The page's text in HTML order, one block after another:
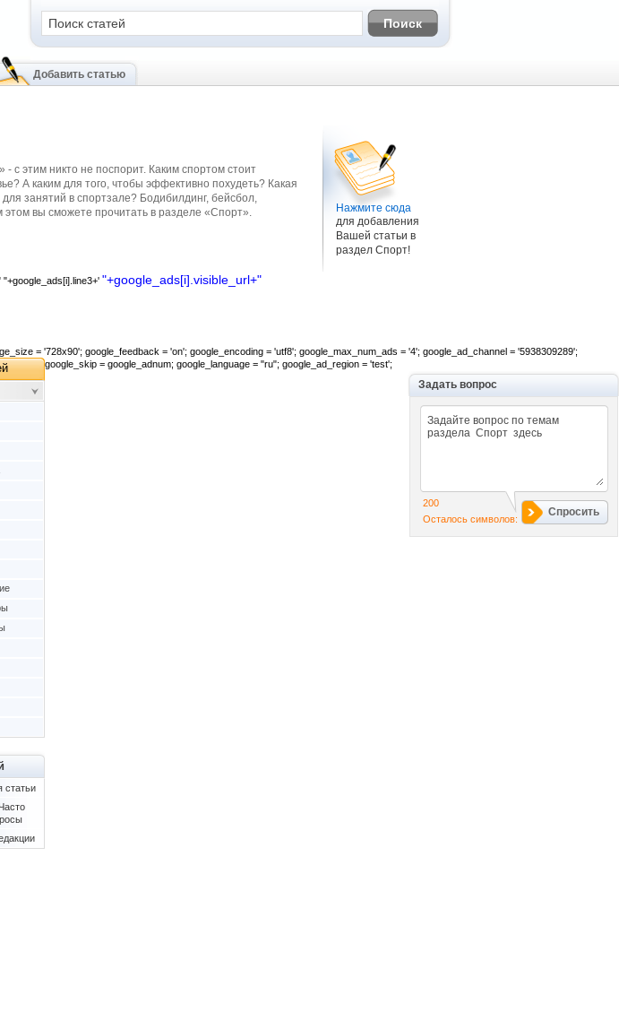
Добавить статью
с этим никто не поспорит. Каким спортом стоит
А каким для того, чтобы эффективно похудеть? Какая
занятий в спортзале? Бодибилдинг, бейсбол,
вы сможете прочитать в разделе «Спорт».
Нажмите сюда
для добавления
Вашей статьи в
раздел Спорт!
"+google_ads[i].visible_url+"
= '728x90'; google_feedback = 'on'; google_encoding = 'utf8'; google_max_num_ads = '4'; google_ad_channel = '5938309289';
google_skip = google_adnum; google_language = "ru"; google_ad_region = 'test';
Задать вопрос
Спросить
200
Осталось символов:
статьи